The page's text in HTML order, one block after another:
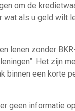
om de
wat als u geld wilt
lenen zonder
Het zijn
binnen een korte
geen informatie